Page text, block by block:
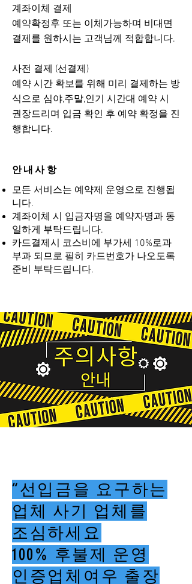
계좌이체 결제
예약확정후 또는 이체가능하며 비대면
결제를 원하시는 고객님께 적합합니다.
사전 결제 (선결제)
​예약 시간 확보를 위해 미리 결제하는 방
식으로 심야,주말,인기 시간대 예약 시
권장드리며 입금 확인 후 예약 확정을 진
행합니다.
안내사항
모든 서비스는 예약제 운영으로 진행됩
니다.
계좌이체 시 입금자명을 예약자명과 동
일하게 부탁드립니다.
카드결제시 코스비에 부가세 10%로과
부과 되므로 필히 카드번호가 나오도록
준비 부탁드립니다.
“선입금을 요구하는
업체 사기 업체를
조심하세요
100% 후불제 운영
인증업체여우 출장